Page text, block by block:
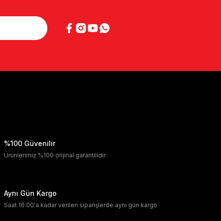
%100 Güvenilir
Ürünlerimiz %100 orijinal garantilidir.
Aynı Gün Kargo
Saat 16:00'a kadar verilen siparişlerde aynı gün kargo